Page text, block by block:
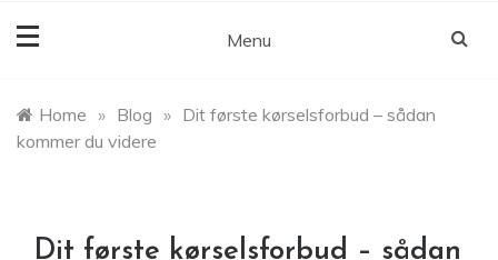
Menu
Home » Blog » Dit første kørselsforbud – sådan
kommer du videre
Dit første kørselsforbud – sådan